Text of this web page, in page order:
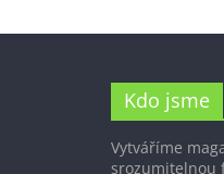
Kdo jsme
Vytváříme
srozumitelnou